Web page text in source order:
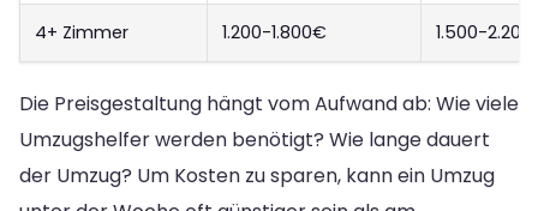
4+ Zimmer 1.200-1.800€ 1.500-
Die Preisgestaltung hängt vom Aufwand ab: Wie viele
Umzugshelfer werden benötigt? Wie lange dauert
der Umzug? Um Kosten zu sparen, kann ein Umzug